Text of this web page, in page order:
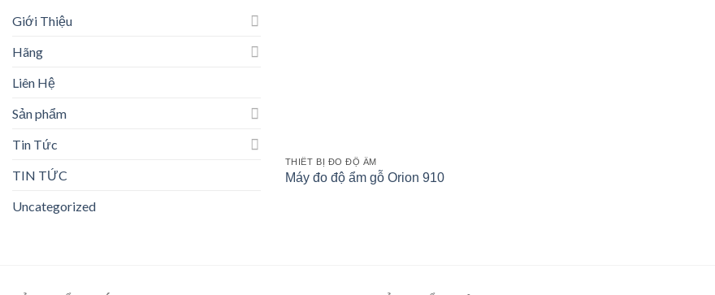
Giới Thiệu
Hãng
Liên Hệ
Sản phẩm
Tin Tức
TIN TỨC
Uncategorized
THIẾT BỊ ĐO ĐỘ ẨM
Máy đo độ ẩm gỗ Orion 910